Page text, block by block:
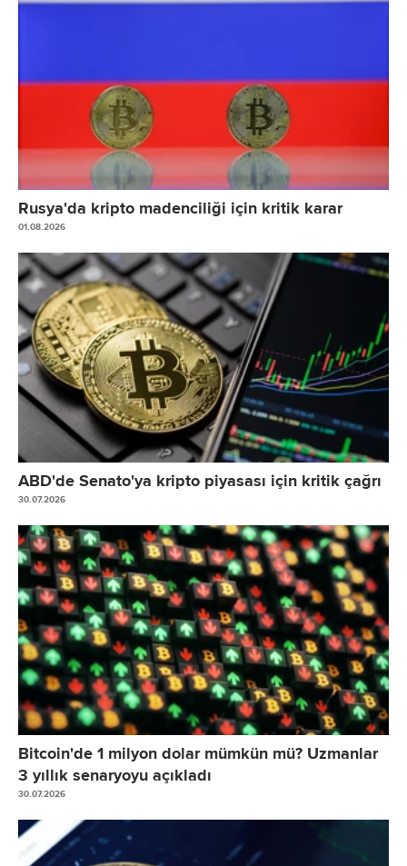
Rusya'da kripto madenciliği için kritik karar
01.08.2026
ABD'de Senato'ya kripto piyasası için kritik çağrı
30.07.2026
Bitcoin'de 1 milyon dolar mümkün mü? Uzmanlar
3 yıllık senaryoyu açıkladı
30.07.2026